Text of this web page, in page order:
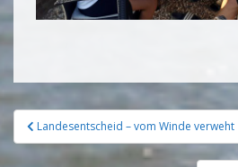
Landesentscheid – vom Winde verweht